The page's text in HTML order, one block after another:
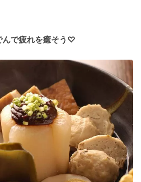
んで疲れを癒そう♡